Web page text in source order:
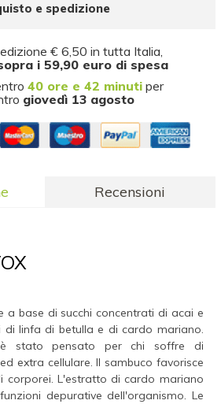
e spedizione
€ 6,50 in tutta Italia,
i 59,90 euro di spesa
40 ore e 42 minuti per
giovedì 13 agosto
Recensioni
a base di succhi concentrati di acai e
di linfa di betulla e di cardo mariano.
stato pensato per chi soffre di
extra cellulare. Il sambuco favorisce
corporei. L'estratto di cardo mariano
depurative dell'organismo. Le